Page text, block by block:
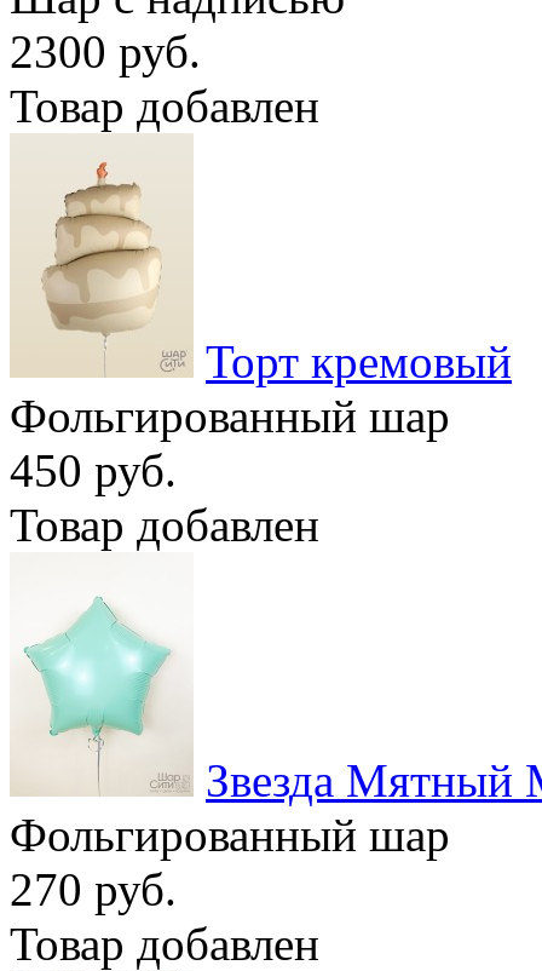
2300 руб.
Товар добавлен
Торт кремовый
Фольгированный шар
450 руб.
Товар добавлен
Звезда Мятный
Фольгированный шар
270 руб.
Товар добавлен